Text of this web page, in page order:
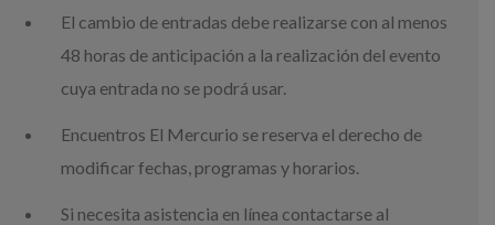
El cambio de entradas debe realizarse con al menos
48 horas de anticipación a la realización del evento
cuya entrada no se podrá usar.
Encuentros El Mercurio se reserva el derecho de
modificar fechas, programas y horarios.
Si necesita asistencia en línea contactarse al